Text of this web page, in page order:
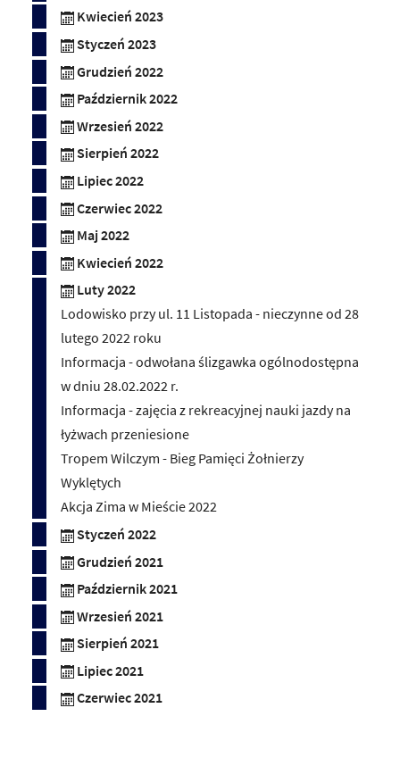
Kwiecień 2023
Styczeń 2023
Grudzień 2022
Październik 2022
Wrzesień 2022
Sierpień 2022
Lipiec 2022
Czerwiec 2022
Maj 2022
Kwiecień 2022
Luty 2022
Lodowisko przy ul. 11 Listopada - nieczynne od 28
lutego 2022 roku
Informacja - odwołana ślizgawka ogólnodostępna
w dniu 28.02.2022 r.
Informacja - zajęcia z rekreacyjnej nauki jazdy na
łyżwach przeniesione
Tropem Wilczym - Bieg Pamięci Żołnierzy
Wyklętych
Akcja Zima w Mieście 2022
Styczeń 2022
Grudzień 2021
Październik 2021
Wrzesień 2021
Sierpień 2021
Lipiec 2021
Czerwiec 2021